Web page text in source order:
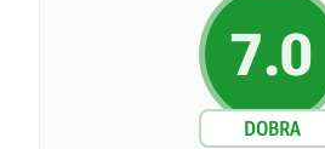
7.0
DOBRA